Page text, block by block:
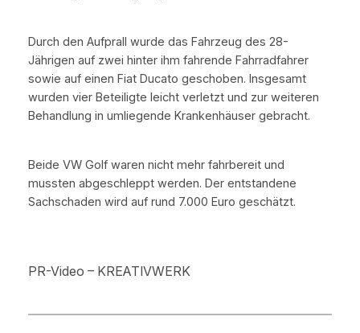
Durch den Aufprall wurde das Fahrzeug des 28-
Jährigen auf zwei hinter ihm fahrende Fahrradfahrer
sowie auf einen Fiat Ducato geschoben. Insgesamt
wurden vier Beteiligte leicht verletzt und zur weiteren
Behandlung in umliegende Krankenhäuser gebracht.
Beide VW Golf waren nicht mehr fahrbereit und
mussten abgeschleppt werden. Der entstandene
Sachschaden wird auf rund 7.000 Euro geschätzt.
PR-Video – KREATIVWERK